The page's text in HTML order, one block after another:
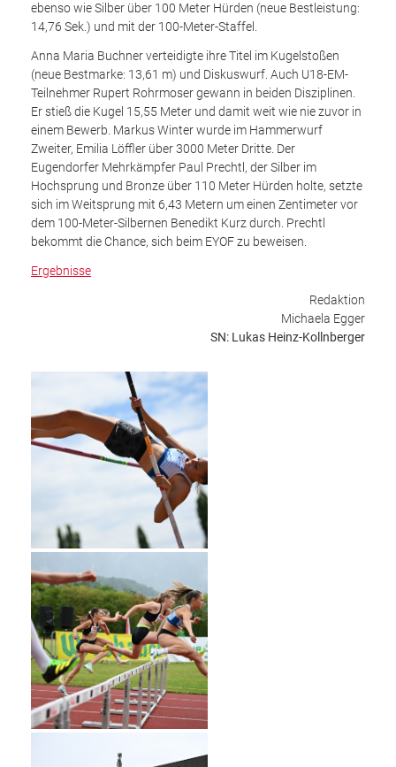
ebenso wie Silber über 100 Meter Hürden (neue Bestleistung:
14,76 Sek.) und mit der 100-Meter-Staffel.
Anna Maria Buchner verteidigte ihre Titel im Kugelstoßen
(neue Bestmarke: 13,61 m) und Diskuswurf. Auch U18-EM-
Teilnehmer Rupert Rohrmoser gewann in beiden Disziplinen.
Er stieß die Kugel 15,55 Meter und damit weit wie nie zuvor in
einem Bewerb. Markus Winter wurde im Hammerwurf
Zweiter, Emilia Löffler über 3000 Meter Dritte. Der
Eugendorfer Mehrkämpfer Paul Prechtl, der Silber im
Hochsprung und Bronze über 110 Meter Hürden holte, setzte
sich im Weitsprung mit 6,43 Metern um einen Zentimeter vor
dem 100-Meter-Silbernen Benedikt Kurz durch. Prechtl
bekommt die Chance, sich beim EYOF zu beweisen.
Ergebnisse
Redaktion
Michaela Egger
SN: Lukas Heinz-Kollnberger